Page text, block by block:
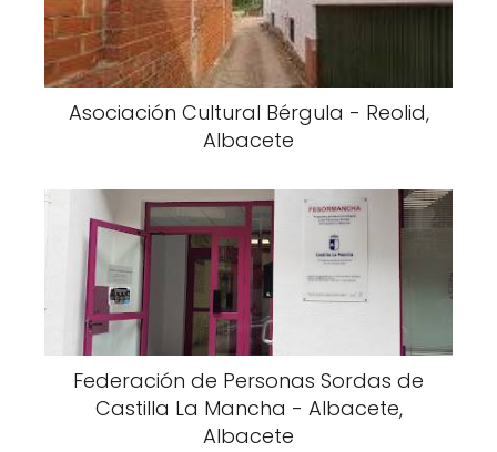
Asociación Cultural Bérgula - Reolid,
Albacete
Federación de Personas Sordas de
Castilla La Mancha - Albacete,
Albacete